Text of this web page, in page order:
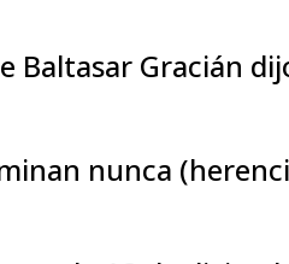
Baltasar Gracián
nunca